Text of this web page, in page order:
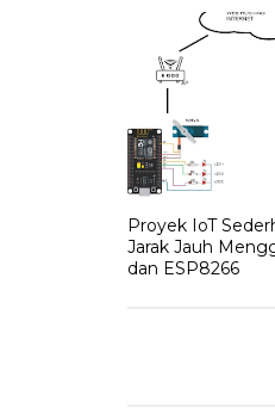
Proyek IoT
Jarak Jauh
dan ESP8266